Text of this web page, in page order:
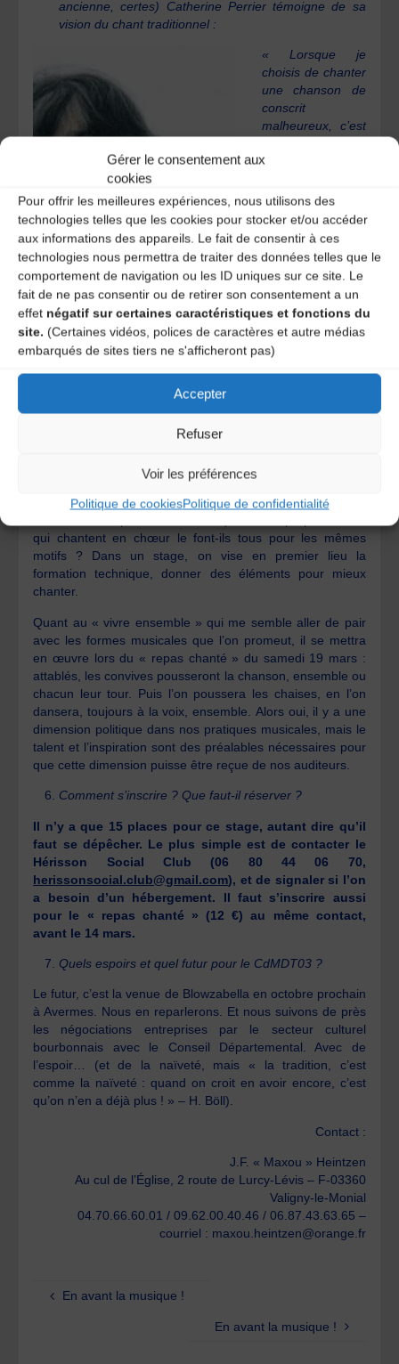
Gérer le consentement aux
cookies
Pour offrir les meilleures expériences, nous utilisons des
technologies telles que les cookies pour stocker et/ou accéder
aux informations des appareils. Le fait de consentir à ces
technologies nous permettra de traiter des données telles que le
comportement de navigation ou les ID uniques sur ce site. Le
fait de ne pas consentir ou de retirer son consentement a un
effet négatif sur certaines caractéristiques et fonctions du
site. (Certaines vidéos, polices de caractères et autre médias
embarqués de sites tiers ne s'afficheront pas)
Accepter
Refuser
Voir les préférences
Politique de cookiesPolitique de confidentialité
ancienne, certes) Catherine Perrier témoigne de sa
vision du chant traditionnel :
« Lorsque je
choisis de chanter
une chanson de
conscrit
malheureux, c’est
contre l’ineptie de
Lorsque je chante
une histoire de
fille engrossée [cf.
la Fille de Lyon]
suivie d’un
d’infanticide, c’est
pour affirmer ma
solidarité avec les
mou
vements qui luttent pour la liberté des femmes de faire ou
non des enfants. Enfin, en chantant des chansons de
En disant cela, Catherine n’a pas un propos prescriptif :
qui chantent en chœur le font-ils tous pour les mêmes
motifs ? Dans un stage, on vise en premier lieu la
formation technique, donner des éléments pour mieux
chanter.
Quant au « vivre ensemble » qui me semble aller de pair
avec les formes musicales que l’on promeut, il se mettra
en œuvre lors du « repas chanté » du samedi 19 mars :
attablés, les convives pousseront la chanson, ensemble ou
chacun leur tour. Puis l’on poussera les chaises, en l’on
dansera, toujours à la voix, ensemble. Alors oui, il y a une
dimension politique dans nos pratiques musicales, mais le
talent et l’inspiration sont des préalables nécessaires pour
que cette dimension puisse être reçue de nos auditeurs.
Comment s’inscrire ? Que faut-il réserver ?
Il n’y a que 15 places pour ce stage, autant dire qu’il
faut se dépêcher. Le plus simple est de contacter le
Hérisson Social Club (06 80 44 06 70,
herissonsocial.club@gmail.com), et de signaler si l’on
a besoin d’un hébergement. Il faut s’inscrire aussi
pour le « repas chanté » (12 €) au même contact,
avant le 14 mars.
Quels espoirs et quel futur pour le CdMDT03 ?
Le futur, c’est la venue de Blowzabella en octobre prochain
à Avermes. Nous en reparlerons. Et nous suivons de près
les négociations entreprises par le secteur culturel
bourbonnais avec le Conseil Départemental. Avec de
l’espoir… (et de la naïveté, mais « la tradition, c’est
comme la naïveté : quand on croit en avoir encore, c’est
qu’on n’en a déjà plus ! » – H. Böll).
Contact :
J.F. « Maxou » Heintzen
Au cul de l’Église, 2 route de Lurcy-Lévis – F-03360
Valigny-le-Monial
04.70.66.60.01 / 09.62.00.40.46 / 06.87.43.63.65 –
courriel : maxou.heintzen@orange.fr
En avant la musique !
En avant la musique !